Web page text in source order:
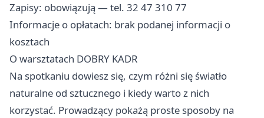
Zapisy: obowiązują — tel. 32 47 310 77
Informacje o opłatach: brak podanej informacji o
kosztach
O warsztatach DOBRY KADR
Na spotkaniu dowiesz się, czym różni się światło
naturalne od sztucznego i kiedy warto z nich
korzystać. Prowadzący pokażą proste sposoby na